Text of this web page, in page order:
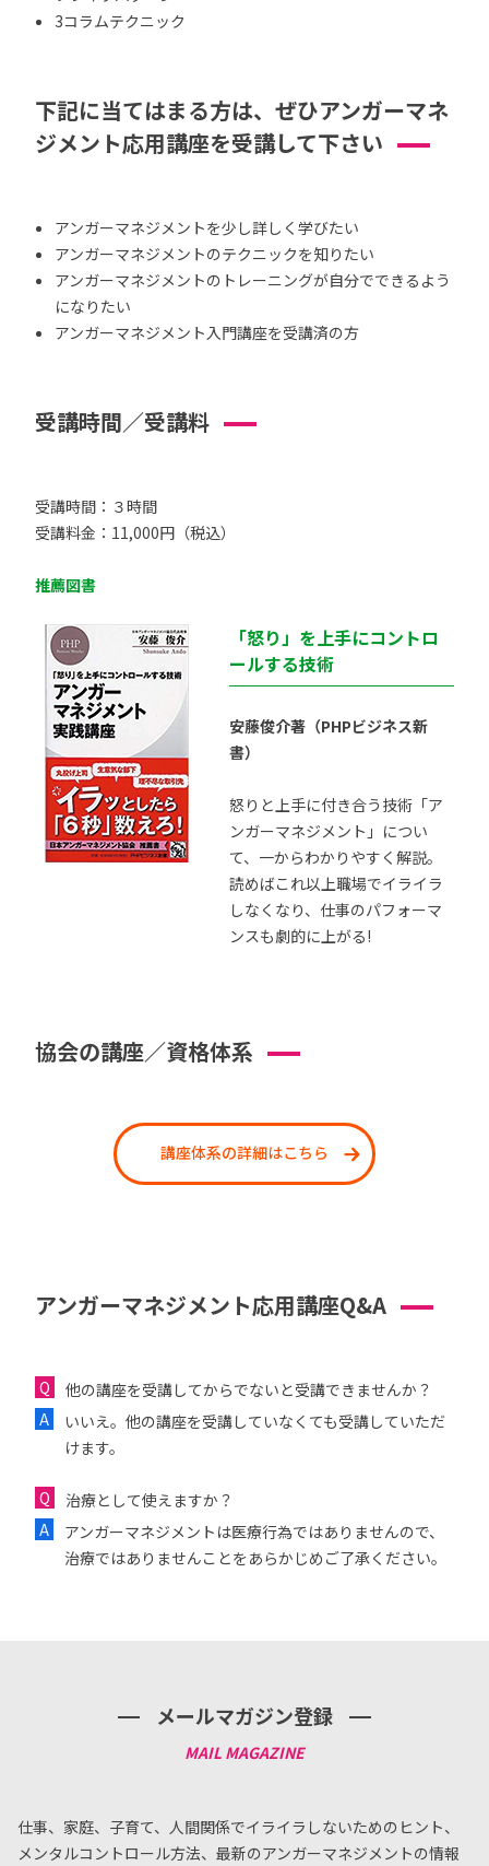
3コラムテクニック
下記に当てはまる方は、ぜひアンガーマネ
ジメント応用講座を受講して下さい
アンガーマネジメントを少し詳しく学びたい
アンガーマネジメントのテクニックを知りたい
アンガーマネジメントのトレーニングが自分でできるよう
になりたい
アンガーマネジメント入門講座を受講済の方
受講時間／受講料
受講時間：３時間
受講料金：11,000円（税込）
推薦図書
「怒り」を上手にコントロ
ールする技術
安藤俊介著（PHPビジネス新
書）
怒りと上手に付き合う技術「ア
ンガーマネジメント」につい
て、一からわかりやすく解説。
読めばこれ以上職場でイライラ
しなくなり、仕事のパフォーマ
ンスも劇的に上がる!
協会の講座／資格体系
講座体系の詳細はこちら
アンガーマネジメント応用講座Q&A
他の講座を受講してからでないと受講できませんか？
いいえ。他の講座を受講していなくても受講していただ
けます。
治療として使えますか？
アンガーマネジメントは医療行為ではありませんので、
治療ではありませんことをあらかじめご了承ください。
メールマガジン登録
仕事、家庭、子育て、人間関係でイライラしないためのヒント、
メンタルコントロール方法、 最新のアンガーマネジメントの情報